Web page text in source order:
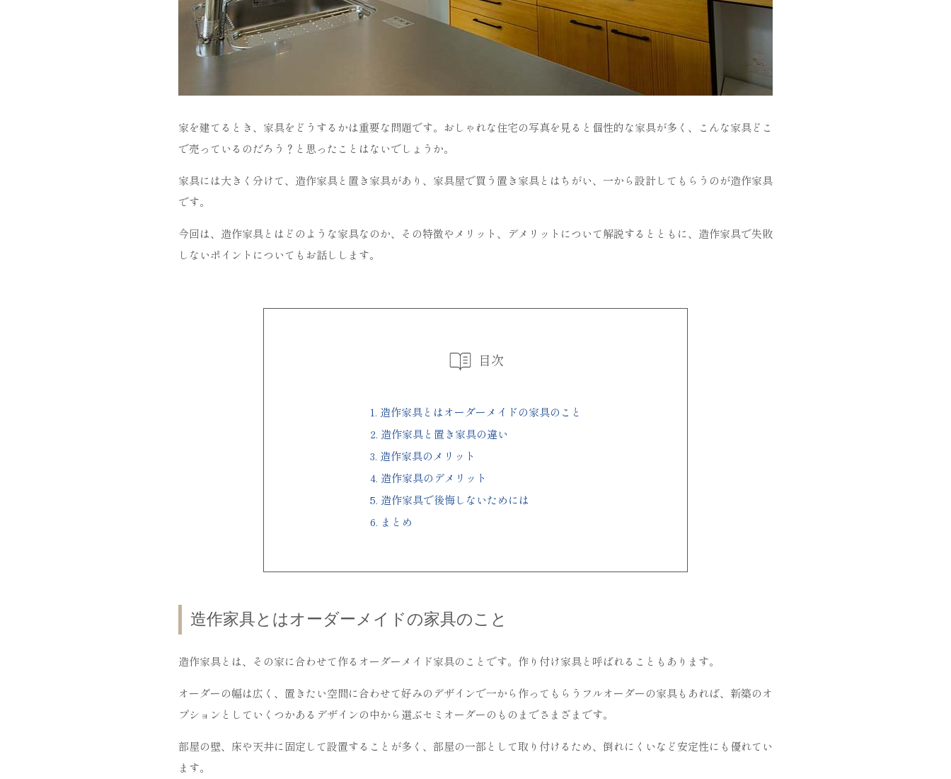
家を建てるとき、家具をどうするかは重要な問題です。おしゃれな住宅の写真を見ると個性的な家具が多く、こんな家具どこ
で売っているのだろう？と思ったことはないでしょうか。
家具には大きく分けて、造作家具と置き家具があり、家具屋で買う置き家具とはちがい、一から設計してもらうのが造作家具
です。
今回は、造作家具とはどのような家具なのか、その特徴やメリット、デメリットについて解説するとともに、造作家具で失敗
しないポイントについてもお話しします。
目次
1. 造作家具とはオーダーメイドの家具のこと
2. 造作家具と置き家具の違い
3. 造作家具のメリット
4. 造作家具のデメリット
5. 造作家具で後悔しないためには
6. まとめ
造作家具とはオーダーメイドの家具のこと
造作家具とは、その家に合わせて作るオーダーメイド家具のことです。作り付け家具と呼ばれることもあります。
オーダーの幅は広く、置きたい空間に合わせて好みのデザインで一から作ってもらうフルオーダーの家具もあれば、新築のオ
プションとしていくつかあるデザインの中から選ぶセミオーダーのものまでさまざまです。
部屋の壁、床や天井に固定して設置することが多く、部屋の一部として取り付けるため、倒れにくいなど安定性にも優れてい
ます。